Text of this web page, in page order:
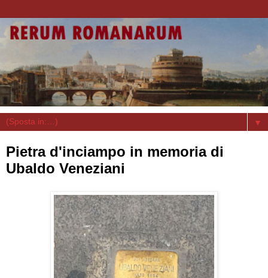
▼
Pietra d'inciampo in memoria di
Ubaldo Veneziani